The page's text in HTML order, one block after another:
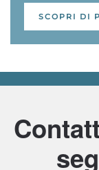
SCOPRI DI